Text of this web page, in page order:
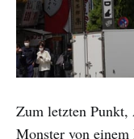
Zum letzten
Monster von